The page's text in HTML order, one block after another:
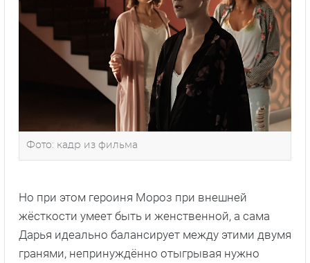
Фото: кадр из фильма
Но при этом героиня Мороз при внешней
жёсткости умеет быть и женственной, а сама
Дарья идеально балансирует между этими двумя
гранями, непринуждённо отыгрывая нужно